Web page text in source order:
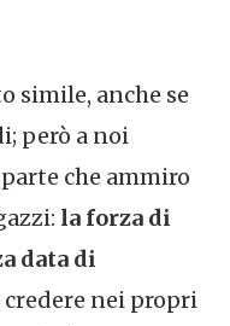
simile, anche se
però a noi
che ammiro
la forza di
data di
credere nei propri